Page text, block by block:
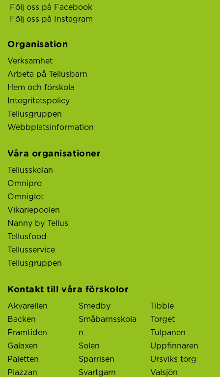
Följ oss på Facebook
Följ oss på Instagram
Organisation
Verksamhet
Arbeta på Tellusbarn
Hem och förskola
Integritetspolicy
Tellusgruppen
Webbplatsinformation
Våra organisationer
Tellusskolan
Omnipro
Omniglot
Vikariepoolen
Nanny by Tellus
Tellusfood
Tellusservice
Tellusgruppen
Kontakt till våra förskolor
Akvarellen
Backen
Framtiden
Galaxen
Paletten
Piazzan
Smedby
Småbarnsskola
n
Solen
Sparrisen
Svartgarn
Tibble
Torget
Tulpanen
Uppfinnaren
Ursviks torg
Valsjön